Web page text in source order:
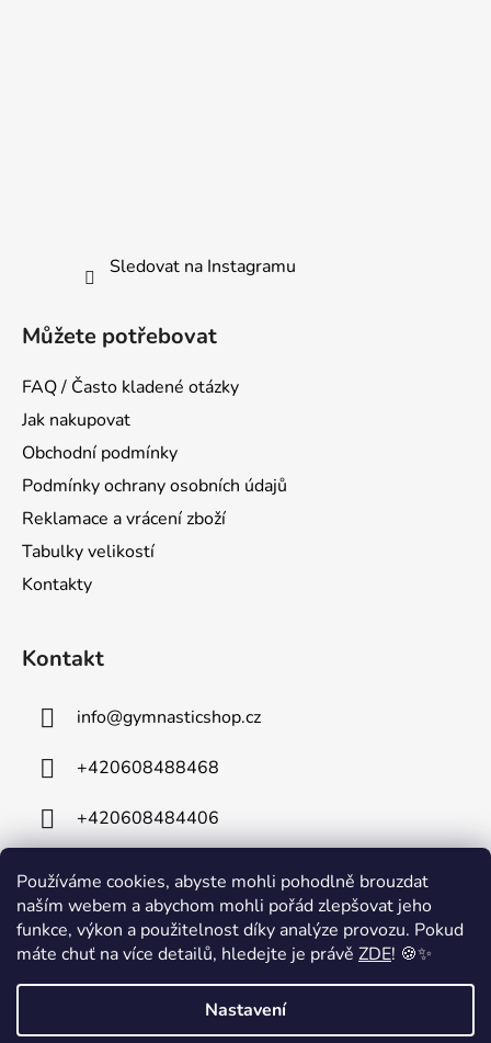
Používáme cookies, abyste mohli pohodlně brouzdat
naším webem a abychom mohli pořád zlepšovat jeho
funkce, výkon a použitelnost díky analýze provozu. Pokud
máte chuť na více detailů, hledejte je právě ZDE! 🍪✨
Nastavení
⚠️ Technické komplikace⚠️ Z důvodu technických problémů je mimo
provoz naše telefonní linka. Na odstranění závady intenzivně
pracujeme a omlouváme se za případné komplikace. V případě
Sledovat na Instagramu
Můžete potřebovat
FAQ / Často kladené otázky
Jak nakupovat
Obchodní podmínky
Podmínky ochrany osobních údajů
Reklamace a vrácení zboží
Tabulky velikostí
Kontakty
Kontakt
info@gymnasticshop.cz
+420608488468
+420608484406